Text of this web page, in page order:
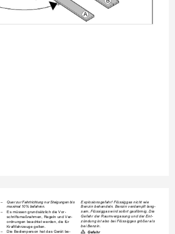
– Quer zur Fahrtrichtung nur Steigungen bis Explosionsgefahr! Flüssiggas nicht wie
maximal 10% befahren. Benzin behandeln. Benzin verdampft lang-
– Es müssen grundsätzlich die Vor- sam, Flüssiggas wird sofort gasförmig. Die
schriftsmaßnahmen, Regeln und Ver- Gefahr der Raumvergasung und der Ent-
ordnungen beachtet werden, die für
zündung ist also bei Flüssiggas größer als
Kraftfahrzeuge gelten. bei Benzin.
– Die Bedienperson hat das Gerät be-  Gefahr